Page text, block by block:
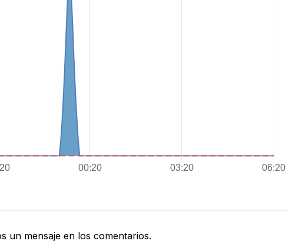
un mensaje en los comentarios.